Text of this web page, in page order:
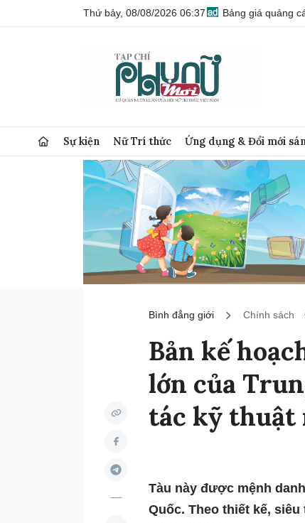
Thứ bảy, 08/08/2026 06:37 Bảng giá quảng
Sự kiện Nữ Trí thức Ứng dụng & Đổi mới
Bình đẳng giới Chính sách
Bản kế
lớn của
tác kỹ thuật
Tàu này được mệnh
Quốc. Theo thiết kế,